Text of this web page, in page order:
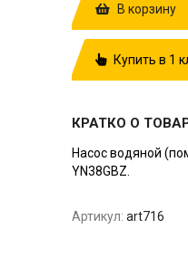
В корзину
Купить в 1
КРАТКО О
Насос водяной
YN38GBZ.
Артикул: art716